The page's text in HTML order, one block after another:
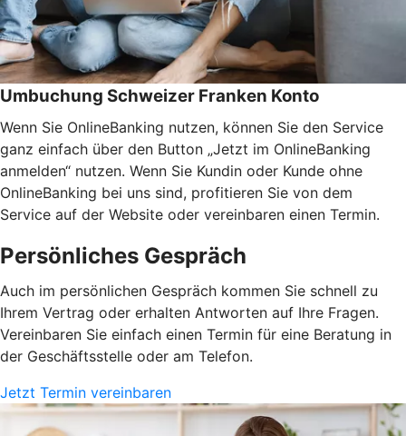
Umbuchung Schweizer Franken Konto
Wenn Sie OnlineBanking nutzen, können Sie den Service
ganz einfach über den Button „Jetzt im OnlineBanking
anmelden“ nutzen. Wenn Sie Kundin oder Kunde ohne
OnlineBanking bei uns sind, profitieren Sie von dem
Service auf der Website oder vereinbaren einen Termin.
Persönliches Gespräch
Auch im persönlichen Gespräch kommen Sie schnell zu
Ihrem Vertrag oder erhalten Antworten auf Ihre Fragen.
Vereinbaren Sie einfach einen Termin für eine Beratung in
der Geschäftsstelle oder am Telefon.
Jetzt Termin vereinbaren